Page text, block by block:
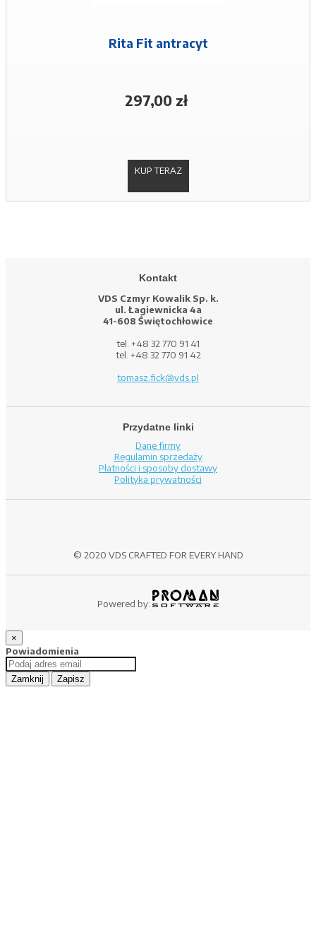
Rita Fit antracyt
297,00 zł
KUP TERAZ
Kontakt
VDS Czmyr Kowalik Sp. k.
ul. Łagiewnicka 4a
41-608 Świętochłowice
tel. +48 32 770 91 41
tel. +48 32 770 91 42
tomasz.fick@vds.pl
Przydatne linki
Dane firmy
Regulamin sprzedaży
Płatności i sposoby dostawy
Polityka prywatności
© 2020 VDS CRAFTED FOR EVERY HAND
Powered by:
×
Powiadomienia
Zamknij Zapisz